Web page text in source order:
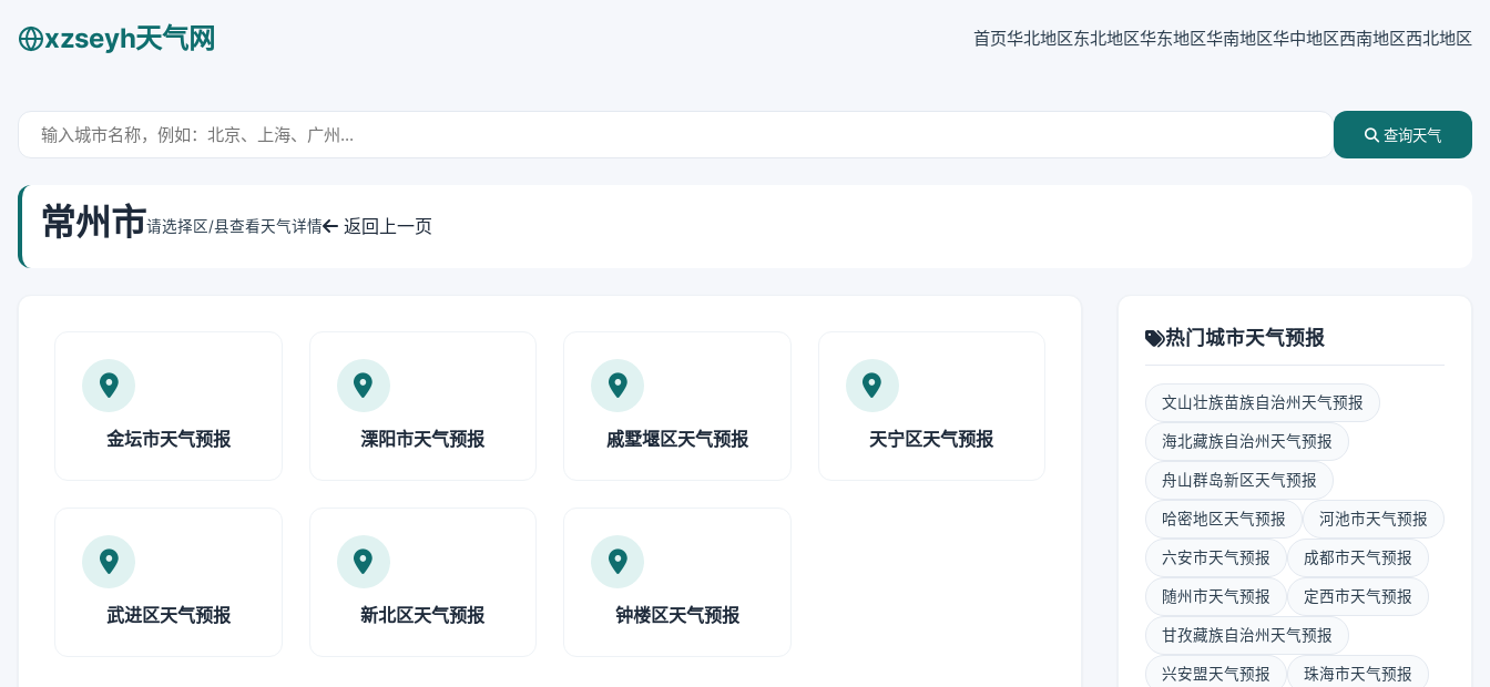
xzseyh天气网 首页华北地区东北地区华东地区华南地区华中地区西南地区西北地区
查询天气
常州市请选择区/县查看天气详情 返回上一页
金坛市天气预报 溧阳市天气预报 戚墅堰区天气预报 天宁区天气预报
武进区天气预报 新北区天气预报 钟楼区天气预报
热门城市天气预报
文山壮族苗族自治州天气预报
海北藏族自治州天气预报
舟山群岛新区天气预报
哈密地区天气预报 河池市天气预报
六安市天气预报 成都市天气预报
随州市天气预报 定西市天气预报
甘孜藏族自治州天气预报
兴安盟天气预报 珠海市天气预报